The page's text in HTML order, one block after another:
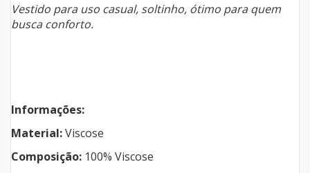
Vestido para uso casual, soltinho, ótimo para quem
busca conforto.
Informações:
Material:Viscose
Composição: 100% Viscose